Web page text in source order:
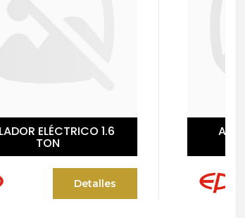
APILADOR ELÉCTRICO